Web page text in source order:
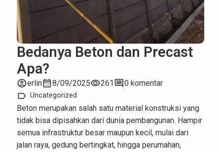
Bedanya Beton dan Precast
Apa?
account_circleerlincalendar_month8/09/2025visibility261comment0 komentar
label Uncategorized
Beton merupakan salah satu material konstruksi yang
tidak bisa dipisahkan dari dunia pembangunan. Hampir
semua infrastruktur besar maupun kecil, mulai dari
jalan raya, gedung bertingkat, hingga perumahan,